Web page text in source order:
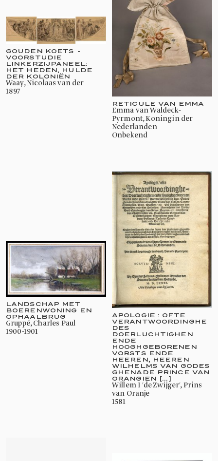
GOUDEN KOETS -
VOORSTUDIE
LINKERZIJPANEEL:
HET HEDEN, HULDE
DER KOLONIËN
Waay, Nicolaas van der
1897
RETICULE VAN EMMA
Emma van Waldeck-
Pyrmont, Koningin der
Nederlanden
onbekend
LANDSCHAP MET
BOERENWONING EN
OPHAALBRUG
Gruppé, Charles Paul
1900-1901
APOLOGIE : OFTE
VERANTWOORDINGHE
DES
DOERLUCHTIGHEN
ENDE
HOOGHGEBORENEN
VORSTS ENDE
HEEREN, HEEREN
WILHELMS VAN GODES
GHENADE PRINCE VAN
ORANGIEN [...]
Willem I 'de Zwijger', Prins
van Oranje
1581